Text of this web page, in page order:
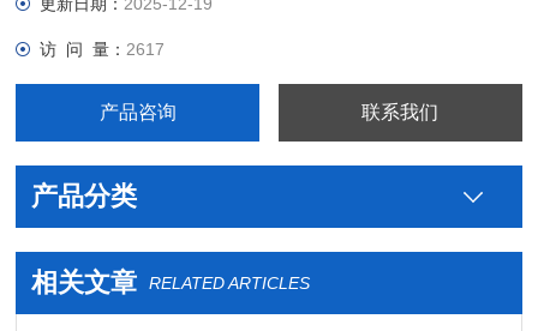
访 问 量： 2617
产品咨询 联系我们
产品分类
相关文章 RELATED ARTICLES